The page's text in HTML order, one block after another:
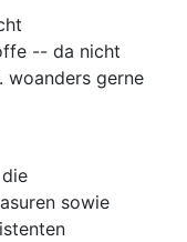
-- da nicht
woanders gerne
sowie